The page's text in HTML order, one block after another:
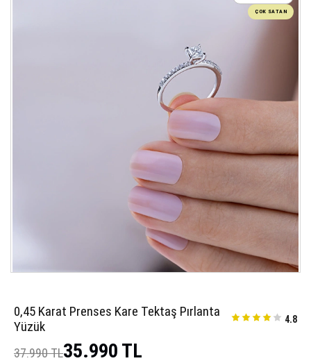
ÇOK SATAN
0,45 Karat Prenses Kare Tektaş Pırlanta
Yüzük
4.8
37.990 TL35.990 TL